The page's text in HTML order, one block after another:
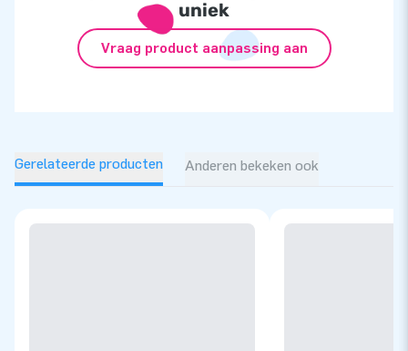
uniek
Vraag product aanpassing aan
Gerelateerde producten Anderen bekeken ook